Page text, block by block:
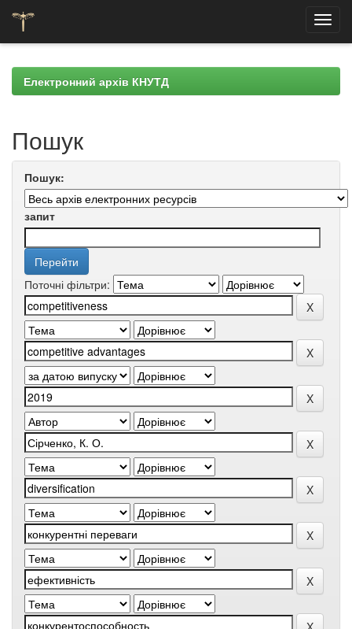
navigationЕлектронний архів КНУТД
Пошук
Пошук:
запит
Поточні фільтри: